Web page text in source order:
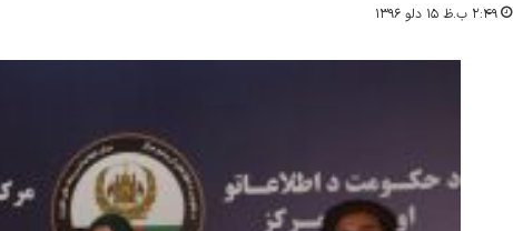
۲:۴۹ ب.ظ ۱۵ دلو ۱۳۹۶